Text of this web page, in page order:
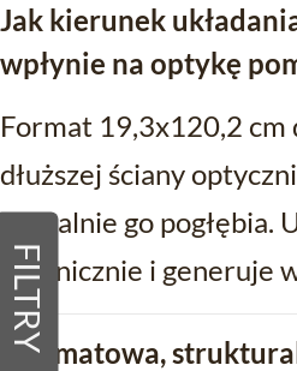
FILTRY
Jak kierunek
wpłynie na optykę
Format 19,3x120,2 cm
dłuższej ściany
wizualnie go pogłębia.
technicznie i generuje
Czy matowa,